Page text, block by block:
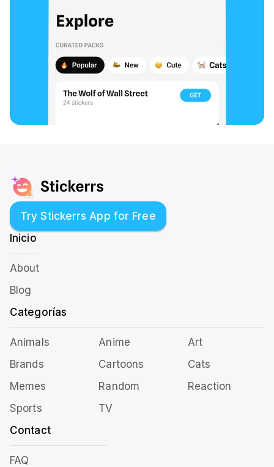
Try Stickerrs App for Free
Inicio
About
Blog
Categorías
Animals Anime
Art
Brands
Cartoons
Cats
Memes
Random
Reaction
Sports
TV
Contact
FAQ